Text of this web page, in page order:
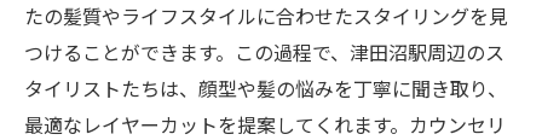
たの髪質やライフスタイルに合わせたスタイリングを見
つけることができます。この過程で、津田沼駅周辺のス
タイリストたちは、顔型や髪の悩みを丁寧に聞き取り、
最適なレイヤーカットを提案してくれます。カウンセリ